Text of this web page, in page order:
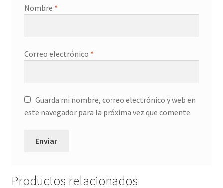
Nombre *
Correo electrónico *
Guarda mi nombre, correo electrónico y web en
este navegador para la próxima vez que comente.
Productos relacionados